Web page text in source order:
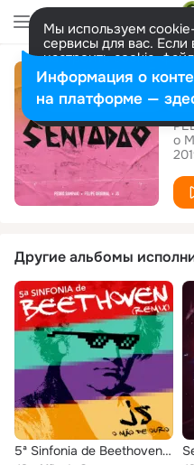
Мы используем
сервисы для вас. Если
настроить cookie-
представитель.
Разрешить все
o
Другие альбомы
5ª Sinfonia de Beethoven (Remix)
Информация о
на платформе —